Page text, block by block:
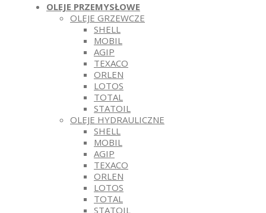
OLEJE PRZEMYSŁOWE
OLEJE GRZEWCZE
SHELL
MOBIL
AGIP
TEXACO
ORLEN
LOTOS
TOTAL
STATOIL
OLEJE HYDRAULICZNE
SHELL
MOBIL
AGIP
TEXACO
ORLEN
LOTOS
TOTAL
STATOIL